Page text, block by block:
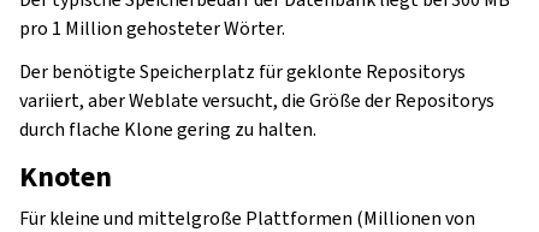
pro 1 Million gehosteter Wörter.
Der benötigte Speicherplatz für geklonte Repositorys
variiert, aber Weblate versucht, die Größe der Repositorys
durch flache Klone gering zu halten.
Knoten
Für kleine und mittelgroße Plattformen (Millionen von